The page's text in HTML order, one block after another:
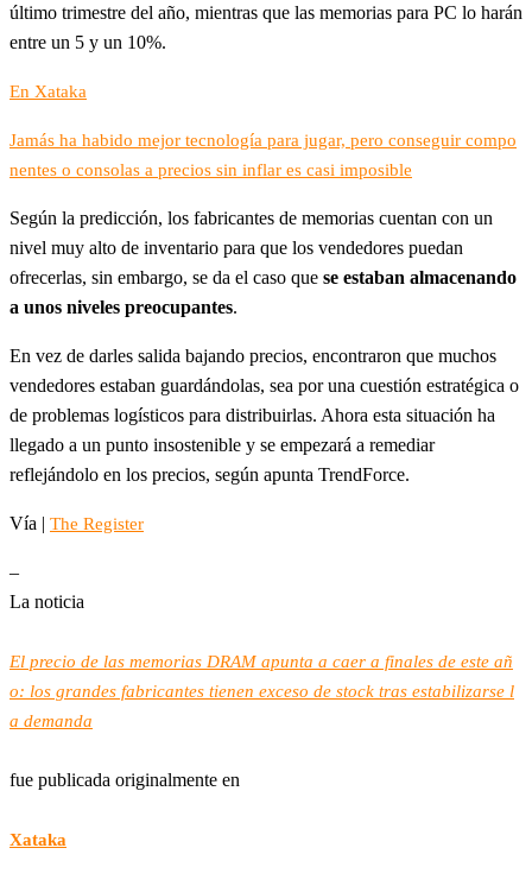
último trimestre del año, mientras que las memorias para PC lo harán
entre un 5 y un 10%.
En Xataka
Jamás ha habido mejor tecnología para jugar, pero conseguir compo
nentes o consolas a precios sin inflar es casi imposible
Según la predicción, los fabricantes de memorias cuentan con un
nivel muy alto de inventario para que los vendedores puedan
ofrecerlas, sin embargo, se da el caso que se estaban almacenando
a unos niveles preocupantes.
En vez de darles salida bajando precios, encontraron que muchos
vendedores estaban guardándolas, sea por una cuestión estratégica o
de problemas logísticos para distribuirlas. Ahora esta situación ha
llegado a un punto insostenible y se empezará a remediar
reflejándolo en los precios, según apunta TrendForce.
Vía | The Register
–
La noticia
El precio de las memorias DRAM apunta a caer a finales de este añ
o: los grandes fabricantes tienen exceso de stock tras estabilizarse l
a demanda
fue publicada originalmente en
Xataka